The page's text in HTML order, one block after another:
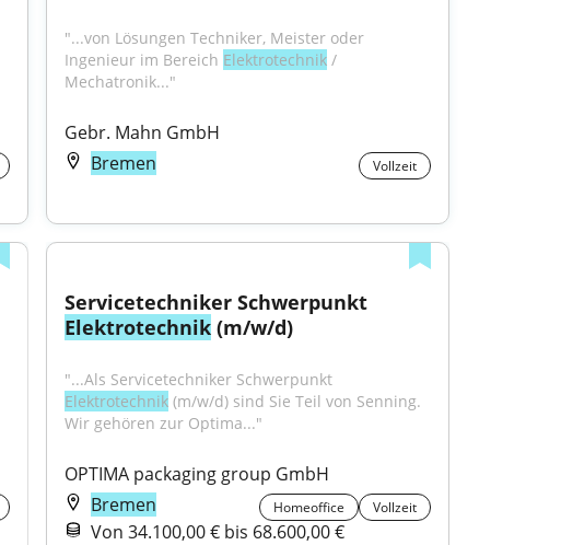
"...von Lösungen Techniker, Meister oder
Ingenieur im Bereich Elektrotechnik /
Mechatronik..."
Gebr. Mahn GmbH
Bremen
Vollzeit
Servicetechniker Schwerpunkt
Elektrotechnik (m/w/d)
"...Als Servicetechniker Schwerpunkt
Elektrotechnik (m/w/d) sind Sie Teil von Senning.
Wir gehören zur Optima..."
OPTIMA packaging group GmbH
Bremen
Homeoffice Vollzeit
Von 34.100,00 € bis 68.600,00 €